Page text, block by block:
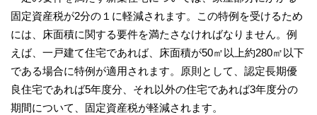
固定資産税が2分の１に軽減されます。この特例を受けるため
には、床面積に関する要件を満たさなければなりません。例
えば、一戸建て住宅であれば、床面積が50㎡以上約280㎡以下
である場合に特例が適用されます。原則として、認定長期優
良住宅であれば5年度分、それ以外の住宅であれば3年度分の
期間について、固定資産税が軽減されます。